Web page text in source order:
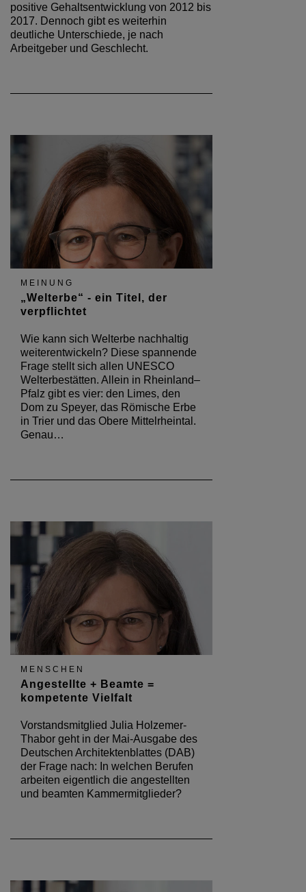
positive Gehaltsentwicklung von 2012 bis
2017. Dennoch gibt es weiterhin
deutliche Unterschiede, je nach
Arbeitgeber und Geschlecht.
MEINUNG
„Welterbe“ - ein Titel, der
verpflichtet
Wie kann sich Welterbe nachhaltig
weiterentwickeln? Diese spannende
Frage stellt sich allen UNESCO
Welterbestätten. Allein in Rheinland–
Pfalz gibt es vier: den Limes, den
Dom zu Speyer, das Römische Erbe
in Trier und das Obere Mittelrheintal.
Genau…
MENSCHEN
Angestellte + Beamte =
kompetente Vielfalt
Vorstandsmitglied Julia Holzemer-
Thabor geht in der Mai-Ausgabe des
Deutschen Architektenblattes (DAB)
der Frage nach: In welchen Berufen
arbeiten eigentlich die angestellten
und beamten Kammermitglieder?